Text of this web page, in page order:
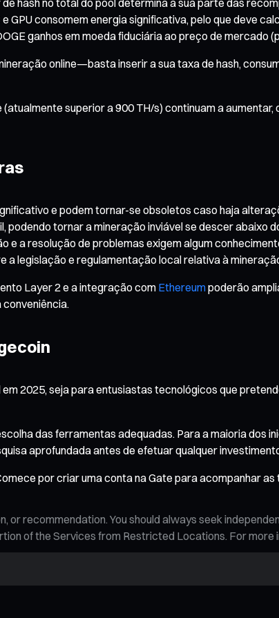
GPU consomem energia significativa, pelo que deve
ganhos em moeda fiduciária ao preço de mercado
online—basta inserir a sua taxa de hash,
superior a 900 TH/s) continuam a
e podem tornar-se obsoletos caso haja
podendo tornar a mineração inviável se descer abaixo
e a resolução de problemas exigem algum
a legislação e regulamentação local relativa à
Layer 2 e a integração com Ethereumpoderão
2025, seja para entusiastas tecnológicos que
das ferramentas adequadas. Para a maioria dos
aprofundada antes de efetuar qualquer
por criar uma conta na Gate para acompanhar
recommendation. You should always seek
of the Services from Restricted Locations. For more